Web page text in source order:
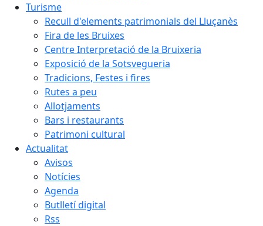
Turisme
Recull d'elements patrimonials del Lluçanès
Fira de les Bruixes
Centre Interpretació de la Bruixeria
Exposició de la Sotsvegueria
Tradicions, Festes i fires
Rutes a peu
Allotjaments
Bars i restaurants
Patrimoni cultural
Actualitat
Avisos
Notícies
Agenda
Butlletí digital
Rss